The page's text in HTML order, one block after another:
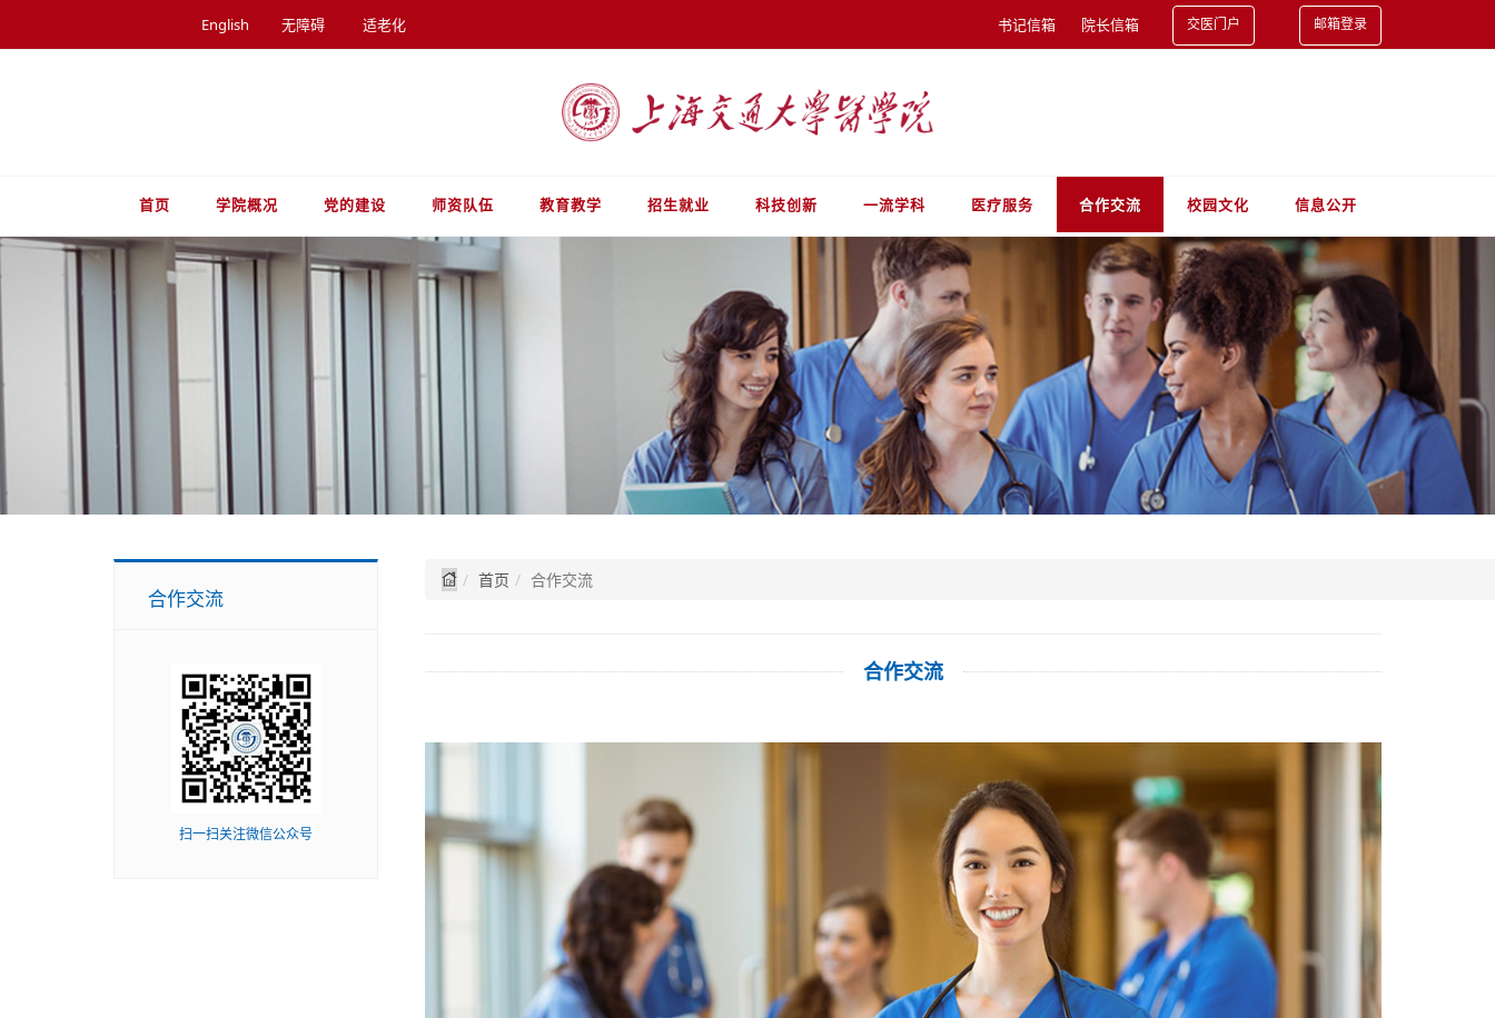
English 无障碍 适老化 书记信箱 院长信箱 交医门户 邮箱登录
首页 学院概况 党的建设 师资队伍 教育教学 招生就业 科技创新 一流学科 医疗服务 合作交流 校园文化 信息公开
首页 合作交流
合作交流
合作交流
扫一扫关注微信公众号